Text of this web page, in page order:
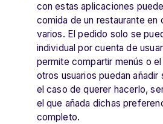
con estas aplicaciones
comida de un restaurante en
varios. El pedido solo se
individual por cuenta de
permite compartir menús o
otros usuarios puedan
el caso de querer hacerlo,
el que añada dichas
completo.